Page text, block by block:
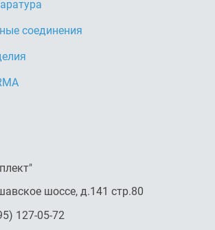
соединения
шоссе, д.141 стр.80
127-05-72